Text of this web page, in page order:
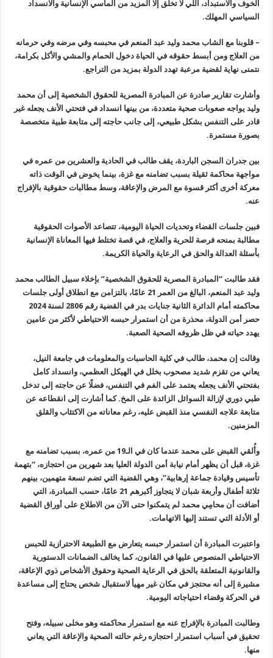
الخوف والاستبداد، اللي لا تخلق إلا المزيد من المآسي الإنسانية والانسداد
السياسي المهلك.
–قلوبنا مع الشاب محمد وليد عبد المنعم في محبسه وفي مرضه وفي حرمانه
من العلاج ومن أبسط حقوقه في الحياة دخول الحمام والمشي والأكل بكرامة،
نتمنى نهاية لقضية مرعبة تهدد الدولة بمزيد من التراجع.
وأشارت تقارير صادرة عن المبادرة المصرية للحقوق الشخصية إلى أن محمد
وليد يواجه صعوبات صحية متعددة، من بينها انسداد في فتحتي الأنف يجعله غير
قادر على التنفس بشكل طبيعي، إلى جانب حاجته إلى متابعة طبية متخصصة
بصورة مستمرة.
بين جدران السجن الباردة، يقف طالب في الحادية والعشرين من عمره في
مواجهة محاكمة ثقيلة بسبب تضامنه مع غزة، بينما يخوض في الوقت ذاته
معركة أخرى أكثر قسوة مع المرض والإعاقة، وسط مطالبات حقوقية بالإفراج
عنه.
فبين جلسات القضاء وتحديات الحياة اليومية، تتصاعد الأصوات الحقوقية
مطالبة بمنحه فرصة للحرية والعلاج، في قصة تختلط فيها المعاناة الإنسانية
بأسئلة العدالة والحق في الرعاية والحياة الكريمة.
فقد طالبت “المبادرة المصرية للحقوق الشخصية” بإخلاء سبيل الطالب محمد
وليد عبد المنعم، البالغ من العمر 21 عامًا، بالتزامن مع انطلاق أولى جلسات
محاكمته أمام الدائرة الثانية جنايات بدر في القضية رقم 2806 لسنة 2024
حصر أمن الدولة، محذرة من أن استمرار حبسه الاحتياطي لأكثر من عامين
يهدد حياته في ظل ظروفه الصحية الصعبة.
وقالت إن محمد، طالب في كلية الحاسبات والمعلومات في جامعة النيل،
يعاني من تقزم شديد مصحوب بخلل في الهيكل العظمي، وانسداد كامل
بفتحتي الأنف يجعله يعتمد على الفم في التنفس، فضلًا عن حاجته إلى تدخل
طبي دوري لإزالة السوائل الزائدة على المخ. كما أشارت إلى انقطاعه عن
متابعة علاجه النفسي منذ القبض عليه، رغم معاناته من الاكتئاب والقلق
المزمنين.
وأُلقي القبض على محمد عندما كان في الـ19 من عمره، بسبب تضامنه مع
غزة، قبل أن يظهر أمام نيابة أمن الدولة العليا بعد شهرين من احتجازه، “بتهمة
تأسيس وقيادة جماعة إرهابية”، وهي القضية التي تضم تسعة متهمين، بينهم
ثلاثة أطفال وأربعة شبان لا يتجاوز أكبرهم 21 عامًا، حسب المبادرة، التي
أضافت أن محامِي محمد لم يتمكنوا حتى الآن من الاطلاع على أوراق القضية
أو الأدلة التي تستند إليها الاتهامات.
واعتبرت المبادرة أن استمرار حبسه يتعارض مع الطبيعة الاحترازية للحبس
الاحتياطي المنصوص عليها في القانون، كما يخالف الضمانات الدستورية
والقانونية المتعلقة بالحق في الرعاية الصحية وحقوق الأشخاص ذوي الإعاقة،
مشيرة إلى أنه محتجز في مكان غير مهيأ لاستقبال شخص يحتاج إلى مساعدة
في الحركة وقضاء احتياجاته اليومية.
وطالبت المبادرة بالإفراج عنه مع استمرار محاكمته وهو مخلى سبيله، وفتح
تحقيق في أسباب استمرار احتجازه رغم حالته الصحية والإعاقة التي يعاني
منها.